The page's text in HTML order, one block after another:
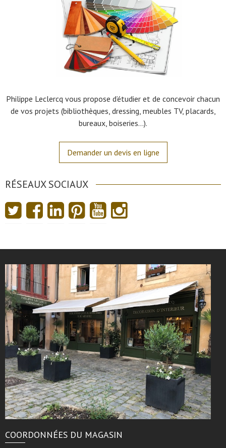
Philippe Leclercq vous propose d’étudier et de concevoir chacun
de vos projets (bibliothèques, dressing, meubles TV, placards,
bureaux, boiseries…).
Demander un devis en ligne
RÉSEAUX SOCIAUX
COORDONNÉES DU MAGASIN